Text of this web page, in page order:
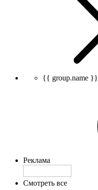
{{ group.name }}
Реклама
Смотреть все